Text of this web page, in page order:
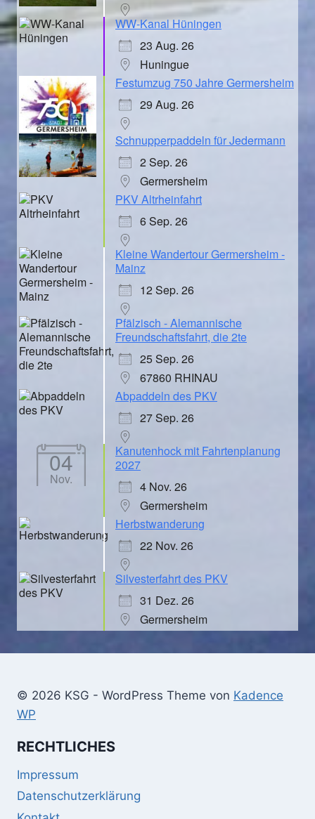
WW-Kanal Hüningen
23 Aug. 26
Huningue
Festumzug 750 Jahre Germersheim
29 Aug. 26
Schnupperpaddeln für Jedermann
2 Sep. 26
Germersheim
PKV Altrheinfahrt
6 Sep. 26
Kleine Wandertour Germersheim -
Mainz
12 Sep. 26
Pfälzisch - Alemannische
Freundschaftsfahrt, die 2te
25 Sep. 26
67860 RHINAU
Abpaddeln des PKV
27 Sep. 26
04
Nov.
Kanutenhock mit Fahrtenplanung
2027
4 Nov. 26
Germersheim
Herbstwanderung
22 Nov. 26
Silvesterfahrt des PKV
31 Dez. 26
Germersheim
© 2026 KSG - WordPress Theme von Kadence
WP
RECHTLICHES
Impressum
Datenschutzerklärung